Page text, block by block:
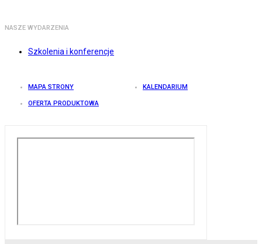
NASZE WYDARZENIA
Szkolenia i konferencje
MAPA STRONY KALENDARIUM
OFERTA PRODUKTOWA